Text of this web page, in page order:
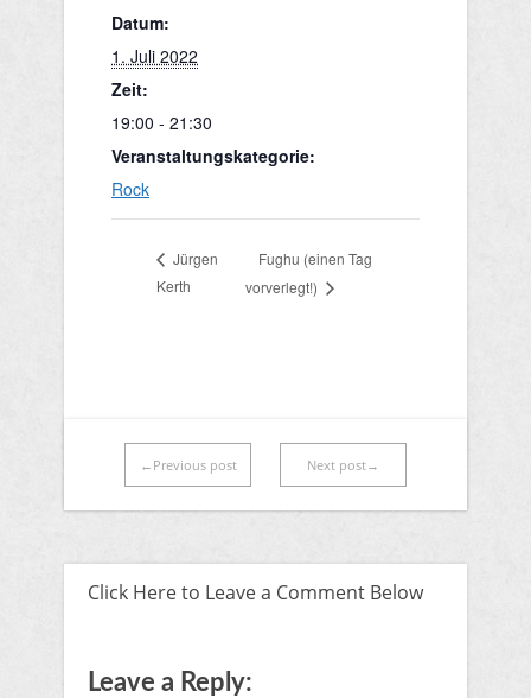
Datum:
1. Juli 2022
Zeit:
19:00 - 21:30
Veranstaltungskategorie:
Rock
Jürgen
Kerth
Fughu (einen Tag
vorverlegt!)
←Previous post Next post→
Click Here to Leave a Comment Below
Leave a Reply: